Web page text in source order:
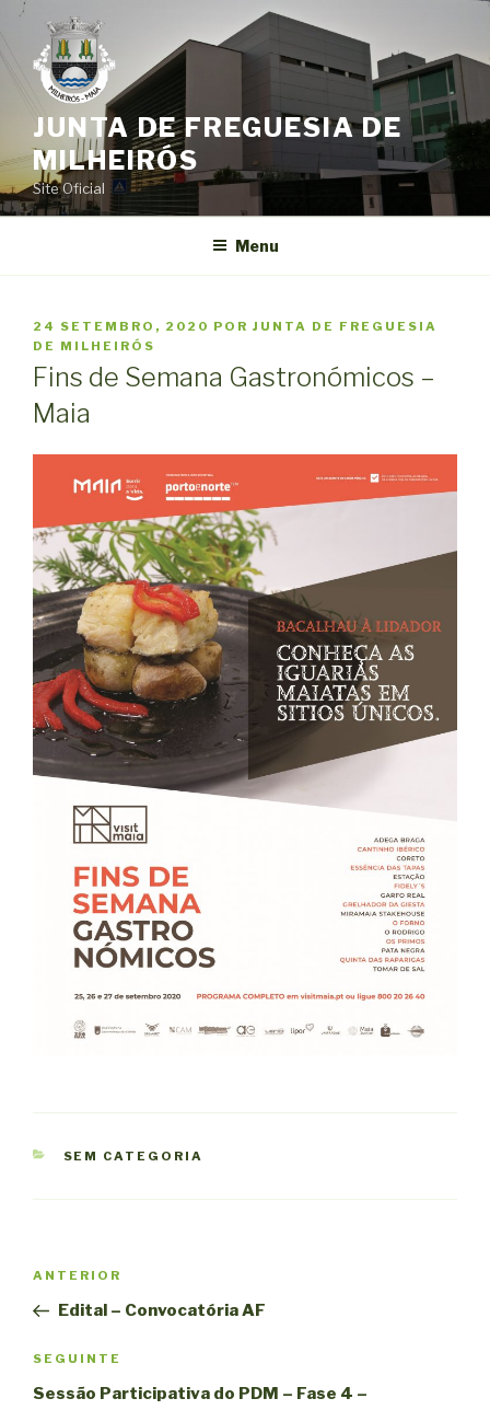
Saltar
o
conteúdo
JUNTA DE FREGUESIA DE
MILHEIRÓS
Site Oficial
Menu
PUBLICADO
EM
24 SETEMBRO, 2020 POR JUNTA DE FREGUESIA
DE MILHEIRÓS
Fins de Semana Gastronómicos –
Maia
CATEGORIAS
SEM CATEGORIA
artigos
Conteúdo
anterior
ANTERIOR
Edital – Convocatória AF
Conteúdo
seguinte
SEGUINTE
Sessão Participativa do PDM – Fase 4 –